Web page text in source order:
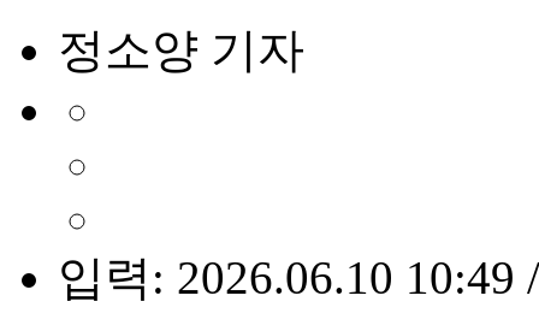
정소양 기자
입력: 2026.06.10 10:49